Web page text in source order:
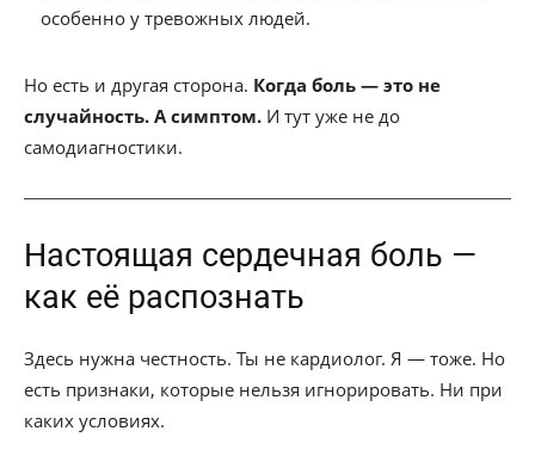
особенно у тревожных людей.
Но есть и другая сторона. Когда боль — это не
случайность. А симптом. И тут уже не до
самодиагностики.
Настоящая сердечная боль —
как её распознать
Здесь нужна честность. Ты не кардиолог. Я — тоже. Но
есть признаки, которые нельзя игнорировать. Ни при
каких условиях.